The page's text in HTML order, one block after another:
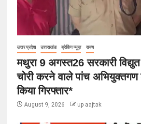
उत्तर प्रदेश उत्तराखंड ब्रेकिंग न्यूज़ राज्य
मथुरा 9 अगस्त26 सरकारी
चोरी करने वाले पांच
किया गिरफ्तार*
August 9, 2026 up aajtak